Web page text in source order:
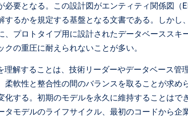
必要となる。この設計図がエンティティ関係図（
するかを規定する基盤となる文書である。しかし
、プロトタイプ用に設計されたデータベースス
クの重圧に耐えられないことが多い。
理解することは、技術リーダーやデータベース管
柔軟性と整合性の間のバランスを取ることが求め
化する。初期のモデルを永久に維持することはで
タモデルのライフサイクル、最初のコードから企